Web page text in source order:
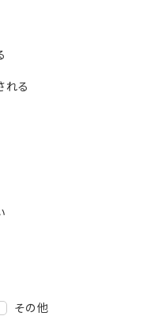
れる
その他